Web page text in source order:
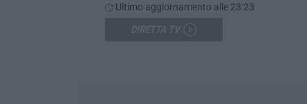
Ultimo aggiornamento alle 23:23